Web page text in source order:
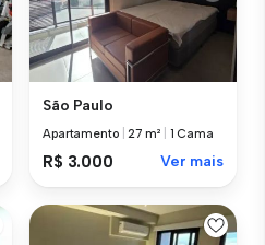
São Paulo
Apartamento 27 m² 1 Cama
R$ 3.000 Ver mais